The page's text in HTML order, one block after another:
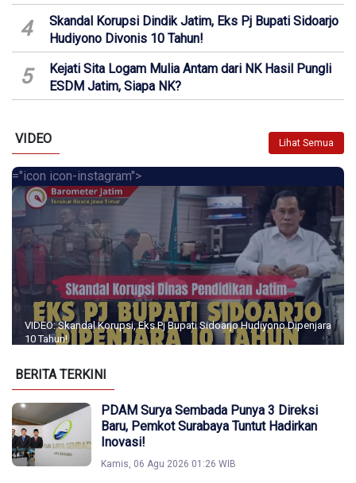
4
Skandal Korupsi Dindik Jatim, Eks Pj Bupati Sidoarjo
Hudiyono Divonis 10 Tahun!
5
Kejati Sita Logam Mulia Antam dari NK Hasil Pungli
ESDM Jatim, Siapa NK?
VIDEO Lihat Semua
="icon icon-instagram">
VIDEO: Skandal Korupsi, Eks Pj Bupati Sidoarjo Hudiyono Dipenjara
10 Tahun!
BERITA TERKINI
PDAM Surya Sembada Punya 3 Direksi
Baru, Pemkot Surabaya Tuntut Hadirkan
Inovasi!
Kamis, 06 Agu 2026 01:26 WIB